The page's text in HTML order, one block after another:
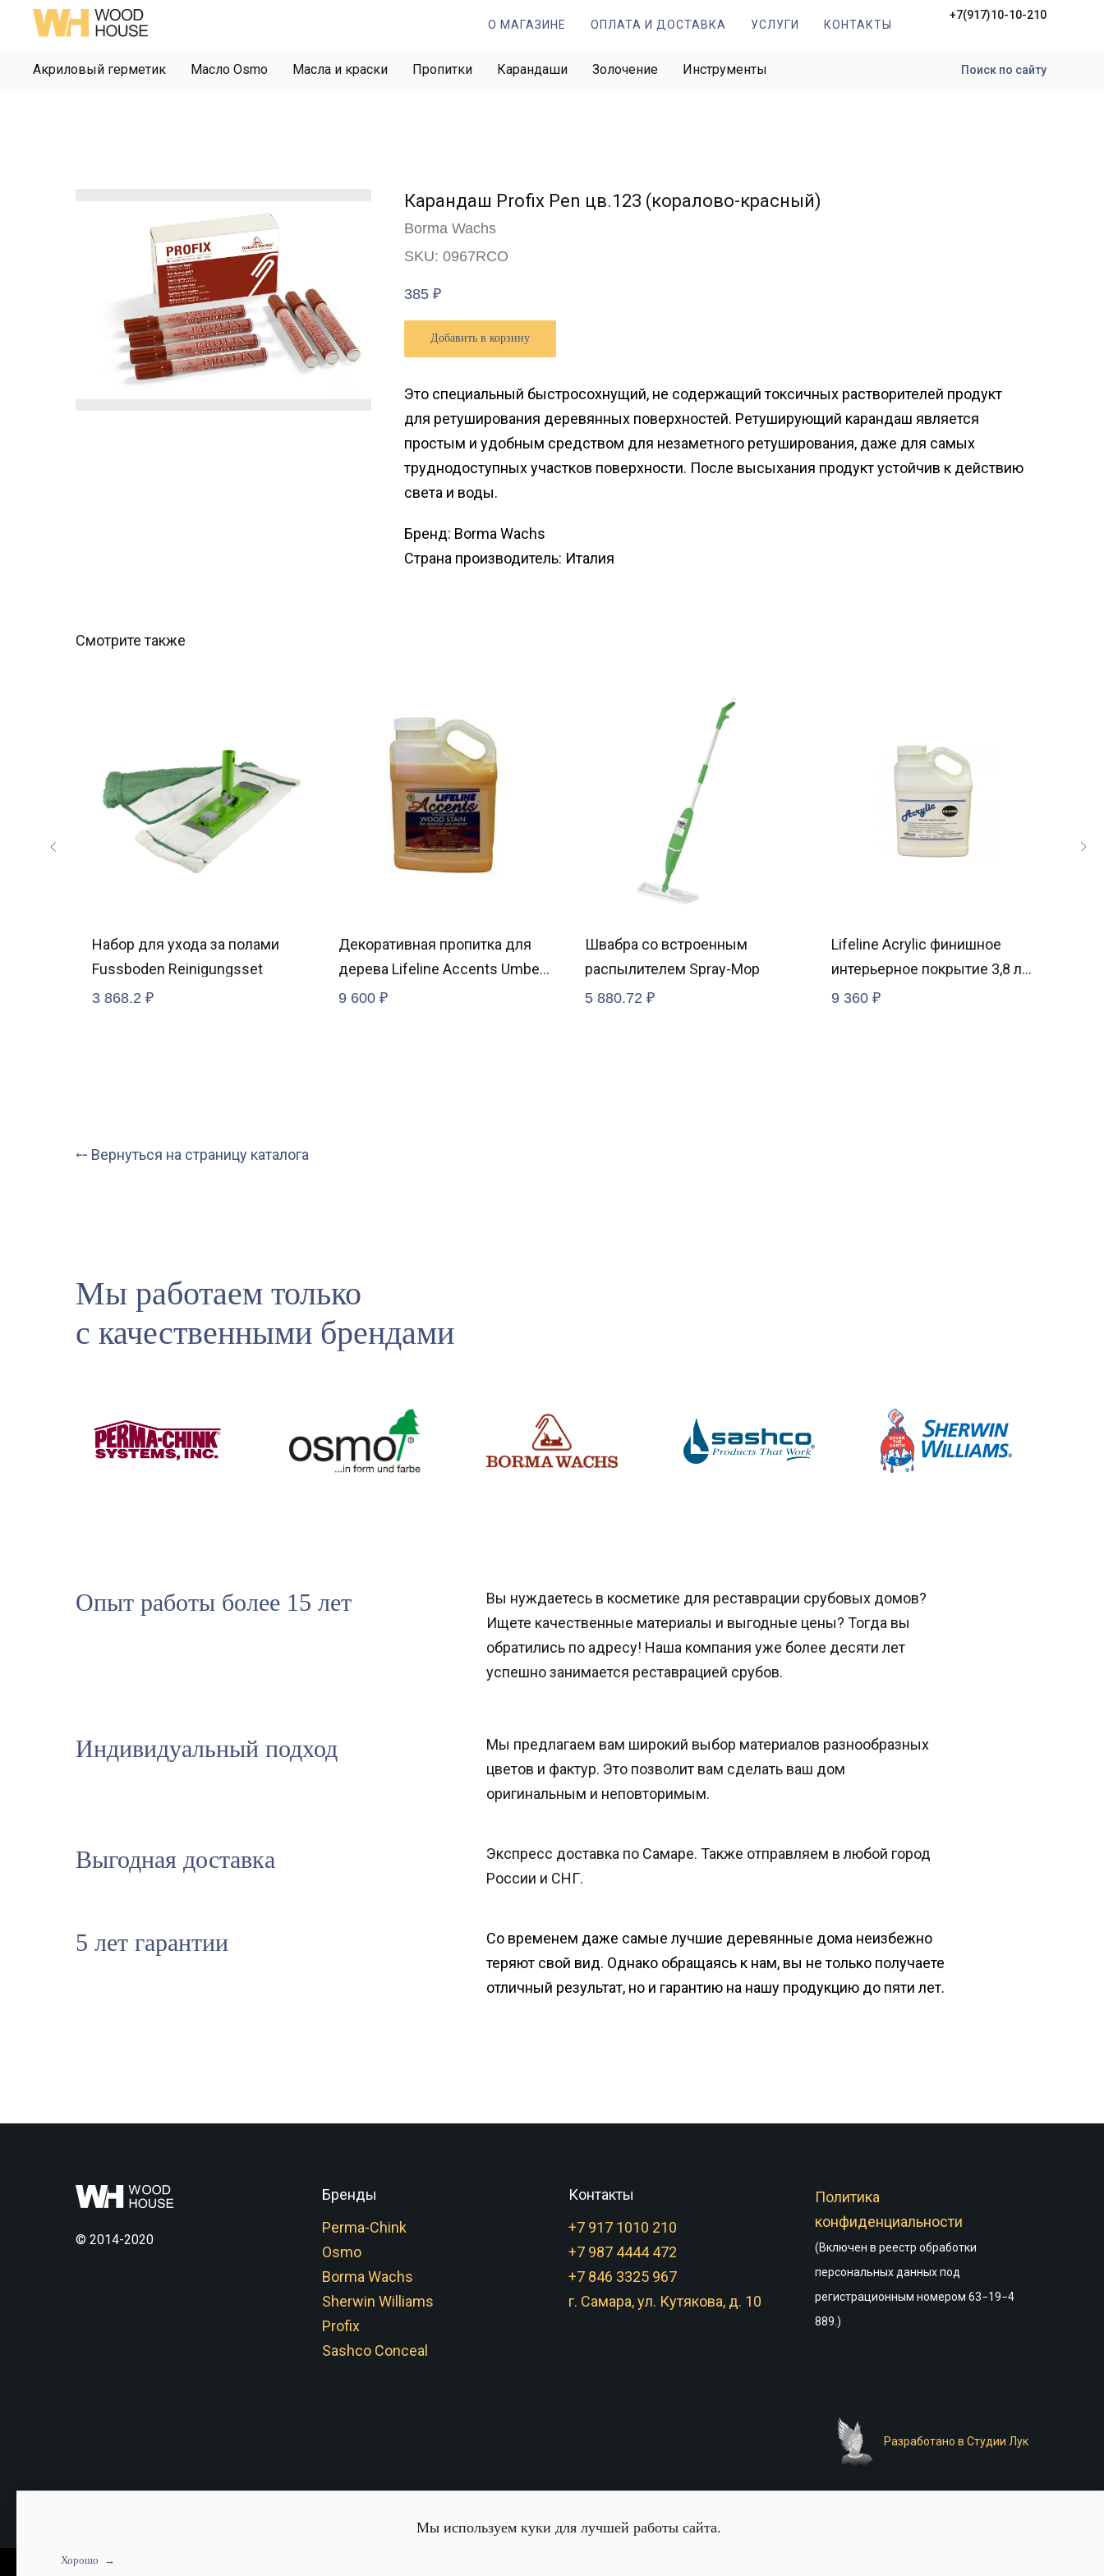
О МАГАЗИНЕ ОПЛАТА И ДОСТАВКА УСЛУГИ КОНТАКТЫ
+7(917)10-10-210
Акриловый герметик Масло Osmo Масла и краски Пропитки Карандаши Золочение Инструменты Поиск по сайту
Карандаш Profix Pen цв.123 (коралово-красный)
Borma Wachs
SKU: 0967RCO
385 ₽
Добавить в корзину
Это специальный быстросохнущий, не содержащий токсичных растворителей продукт
для ретуширования деревянных поверхностей. Ретуширующий карандаш является
простым и удобным средством для незаметного ретуширования, даже для самых
труднодоступных участков поверхности. После высыхания продукт устойчив к действию
света и воды.
Бренд: Borma Wachs
Страна производитель: Италия
Смотрите также
Набор для ухода за полами
Fussboden Reinigungsset
3 868.2 ₽
Декоративная пропитка для
дерева Lifeline Accents Umber
758
9 600 ₽
Швабра со встроенным
распылителем Spray-Mop
5 880.72 ₽
Lifeline Acrylic финишное
интерьерное покрытие 3,8 л
Satin
9 360 ₽
⤌ Вернуться на страницу каталога
Мы работаем только
с качественными брендами
Опыт работы более 15 лет
Вы нуждаетесь в косметике для реставрации срубовых домов?
Ищете качественные материалы и выгодные цены? Тогда вы
обратились по адресу! Наша компания уже более десяти лет
успешно занимается реставрацией срубов.
Индивидуальный подход
Мы предлагаем вам широкий выбор материалов разнообразных
цветов и фактур. Это позволит вам сделать ваш дом
оригинальным и неповторимым.
Выгодная доставка
Экспресс доставка по Самаре. Также отправляем в любой город
России и СНГ.
5 лет гарантии
Со временем даже самые лучшие деревянные дома неизбежно
теряют свой вид. Однако обращаясь к нам, вы не только получаете
отличный результат, но и гарантию на нашу продукцию до пяти лет.
© 2014-2020
Бренды
Perma-Chink
Osmo
Borma Wachs
Sherwin Williams
Profix
Sashco Conceal
Контакты
+7 917 1010 210
+7 987 4444 472
+7 846 3325 967
г. Самара, ул. Кутякова, д. 10
Политика
конфиденциальности
(Включен в реестр обработки
персональных данных под
регистрационным номером 63−19−4
889.)
Разработано в Студии Лук
Мы используем куки для лучшей работы сайта.
Хорошо